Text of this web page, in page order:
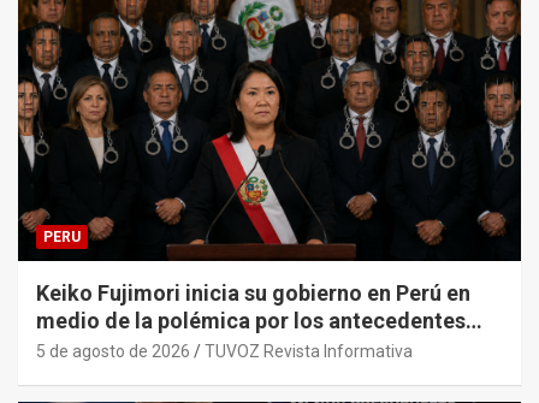
PERU
Keiko Fujimori inicia su gobierno en Perú en
medio de la polémica por los antecedentes
penales de su primer gabinete ministerial.
5 de agosto de 2026 TUVOZ Revista Informativa